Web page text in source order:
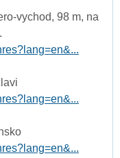
vychod, 98 m, na